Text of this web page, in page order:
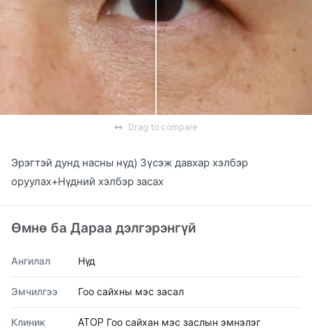
Drag to compare
Эрэгтэй дунд насны нүд) Зүсэж давхар хэлбэр
оруулах+Нүдний хэлбэр засах
Өмнө ба Дараа дэлгэрэнгүй
Ангилал Нүд
Эмчилгээ Гоо сайхны мэс засал
Клиник ATOP Гоо сайхан мэс заслын эмнэлэг